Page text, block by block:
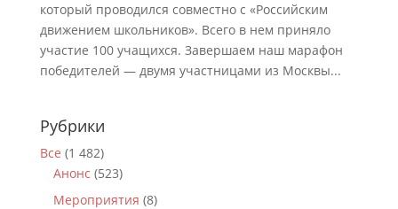
который проводился совместно с «Российским
движением школьников». Всего в нем приняло
участие 100 учащихся. Завершаем наш марафон
победителей — двумя участницами из Москвы...
Рубрики
Все (1 482)
Анонс (523)
Мероприятия (8)